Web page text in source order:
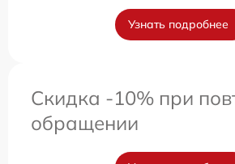
Узнать подробнее
Скидка -10% при
обращении